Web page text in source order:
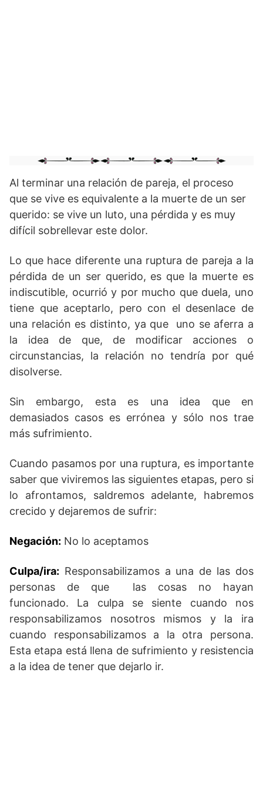
Al terminar una relación de pareja, el proceso
que se vive es equivalente a la muerte de un ser
querido: se vive un luto, una pérdida y es muy
difícil sobrellevar este dolor.
Lo que hace diferente una ruptura de pareja a la
pérdida de un ser querido, es que la muerte es
indiscutible, ocurrió y por mucho que duela, uno
tiene que aceptarlo, pero con el desenlace de
una relación es distinto, ya que uno se aferra a
la idea de que, de modificar acciones o
circunstancias, la relación no tendría por qué
disolverse.
Sin embargo, esta es una idea que en
demasiados casos es errónea y sólo nos trae
más sufrimiento.
Cuando pasamos por una ruptura, es importante
saber que viviremos las siguientes etapas, pero si
lo afrontamos, saldremos adelante, habremos
crecido y dejaremos de sufrir:
Negación: No lo aceptamos
Culpa/ira: Responsabilizamos a una de las dos
personas de que las cosas no hayan
funcionado. La culpa se siente cuando nos
responsabilizamos nosotros mismos y la ira
cuando responsabilizamos a la otra persona.
Esta etapa está llena de sufrimiento y resistencia
a la idea de tener que dejarlo ir.